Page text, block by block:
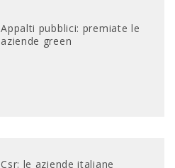
Appalti pubblici: premiate le
aziende green
Csr: le aziende italiane